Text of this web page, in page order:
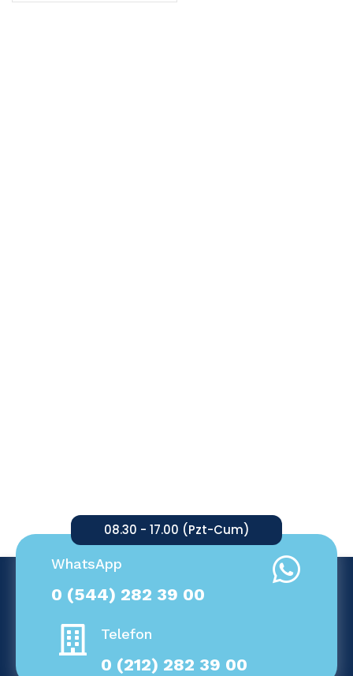
08.30 - 17.00 (Pzt-Cum)
WhatsApp
0 (544) 282 39 00
Telefon
0 (212) 282 39 00